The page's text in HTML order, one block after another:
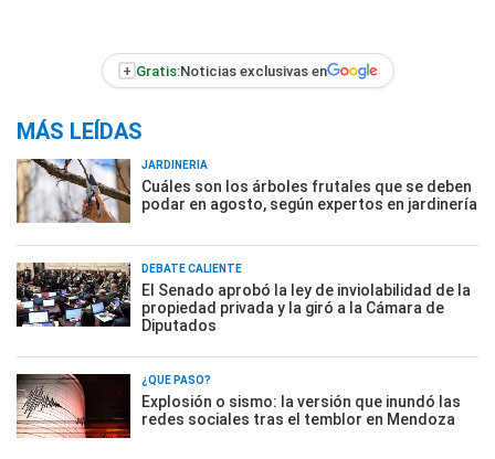
+ Gratis:Noticias exclusivas en
MÁS LEÍDAS
JARDINERÍA
Cuáles son los árboles frutales que se deben
podar en agosto, según expertos en jardinería
DEBATE CALIENTE
El Senado aprobó la ley de inviolabilidad de la
propiedad privada y la giró a la Cámara de
Diputados
¿QUÉ PASÓ?
Explosión o sismo: la versión que inundó las
redes sociales tras el temblor en Mendoza